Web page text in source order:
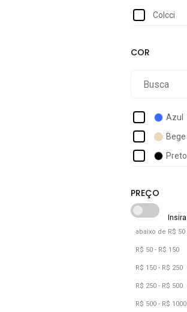
Colcci
Azul
Bege
Preto
abaixo de R$ 50
R$ 50 - R$ 150
R$ 150 - R$ 250
R$ 250 - R$ 500
R$ 500 - R$ 1000